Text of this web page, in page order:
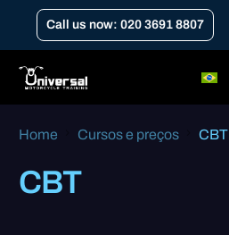
Call us now: 020 3691 8807
Home Cursos e preços CBT
CBT